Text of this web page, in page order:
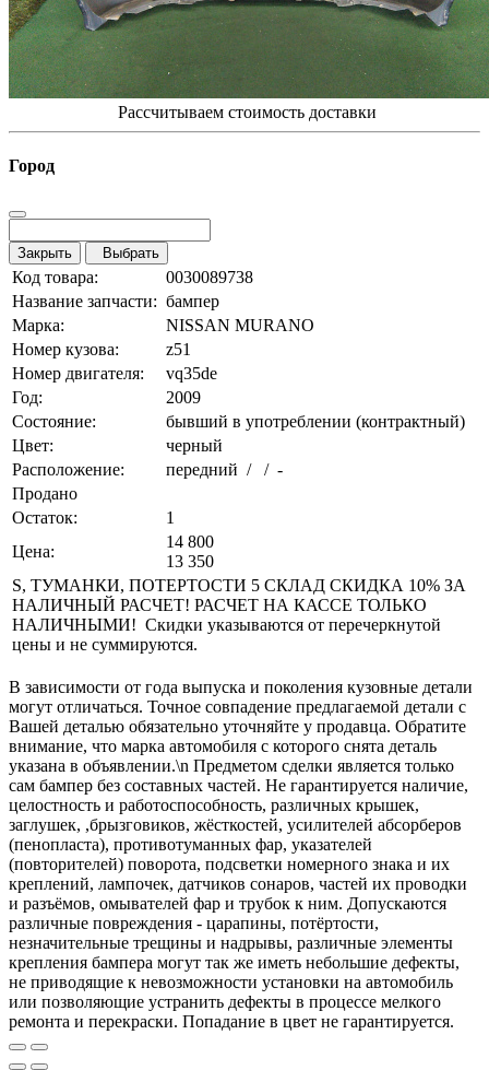
Рассчитываем стоимость доставки
Город
Закрыть Выбрать
Код товара:
0030089738
Название запчасти: бампер
Марка:
NISSAN MURANO
Номер кузова:
z51
Номер двигателя:
vq35de
Год:
2009
Состояние:
бывший в употреблении (контрактный)
Цвет:
черный
Расположение:
передний / / -
Продано
Остаток:
1
Цена:
14 800
13 350
S, ТУМАНКИ, ПОТЕРТОСТИ 5 СКЛАД СКИДКА 10% ЗА
НАЛИЧНЫЙ РАСЧЕТ! РАСЧЕТ НА КАССЕ ТОЛЬКО
НАЛИЧНЫМИ! Скидки указываются от перечеркнутой
цены и не суммируются.
В зависимости от года выпуска и поколения кузовные детали
могут отличаться. Точное совпадение предлагаемой детали с
Вашей деталью обязательно уточняйте у продавца. Обратите
внимание, что марка автомобиля с которого снята деталь
указана в объявлении.\n Предметом сделки является только
сам бампер без составных частей. Не гарантируется наличие,
целостность и работоспособность, различных крышек,
заглушек, ,брызговиков, жёсткостей, усилителей абсорберов
(пенопласта), противотуманных фар, указателей
(повторителей) поворота, подсветки номерного знака и их
креплений, лампочек, датчиков сонаров, частей их проводки
и разъёмов, омывателей фар и трубок к ним. Допускаются
различные повреждения - царапины, потёртости,
незначительные трещины и надрывы, различные элементы
крепления бампера могут так же иметь небольшие дефекты,
не приводящие к невозможности установки на автомобиль
или позволяющие устранить дефекты в процессе мелкого
ремонта и перекраски. Попадание в цвет не гарантируется.